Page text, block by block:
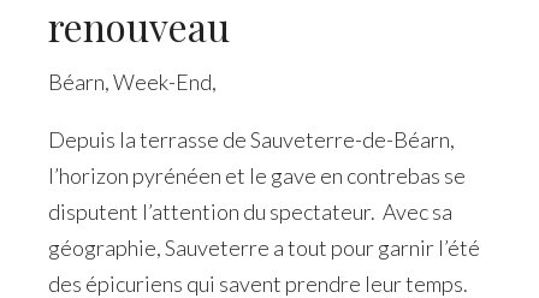
renouveau
Béarn,Week-End,
Depuis la terrasse de Sauveterre-de-Béarn,
l’horizon pyrénéen et le gave en contrebas se
disputent l’attention du spectateur. Avec sa
géographie, Sauveterre a tout pour garnir l’été
des épicuriens qui savent prendre leur temps.